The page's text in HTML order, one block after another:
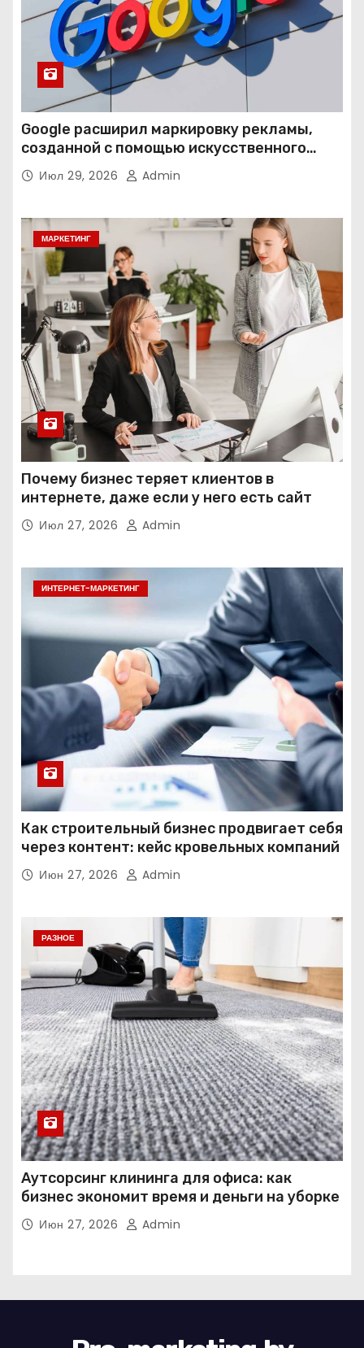
Google расширил маркировку рекламы,
созданной с помощью искусственного
интеллекта
Июл 29, 2026 Admin
МАРКЕТИНГ
Почему бизнес теряет клиентов в
интернете, даже если у него есть сайт
Июл 27, 2026 Admin
ИНТЕРНЕТ-МАРКЕТИНГ
Как строительный бизнес продвигает себя
через контент: кейс кровельных компаний
Июн 27, 2026 Admin
РАЗНОЕ
Аутсорсинг клининга для офиса: как
бизнес экономит время и деньги на уборке
Июн 27, 2026 Admin